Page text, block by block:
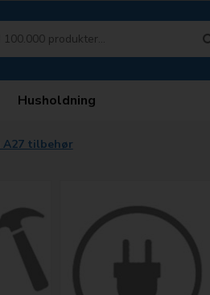
Husholdning
A27 tilbehør